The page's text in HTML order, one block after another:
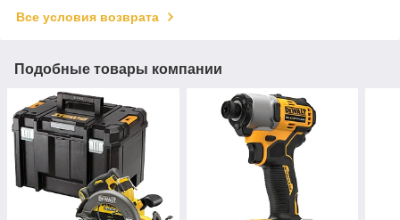
Все условия возврата
Подобные товары компании